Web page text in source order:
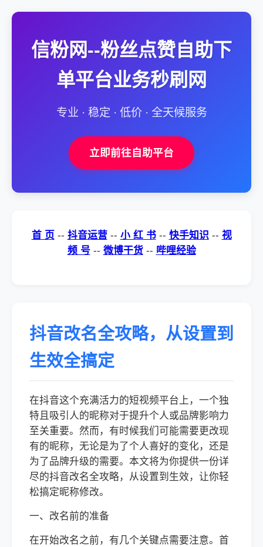
信粉网--粉丝点赞自助下
单平台业务秒刷网
专业 · 稳定 · 低价 · 全天候服务
立即前往自助平台
首 页 -- 抖音运营 -- 小 红 书 -- 快手知识 -- 视
频 号 -- 微博干货 -- 哔哩经验
抖音改名全攻略，从设置到
生效全搞定
在抖音这个充满活力的短视频平台上，一个独
特且吸引人的昵称对于提升个人或品牌影响力
至关重要。然而，有时候我们可能需要更改现
有的昵称，无论是为了个人喜好的变化，还是
为了品牌升级的需要。本文将为你提供一份详
尽的抖音改名全攻略，从设置到生效，让你轻
松搞定昵称修改。
一、改名前的准备
在开始改名之前，有几个关键点需要注意。首